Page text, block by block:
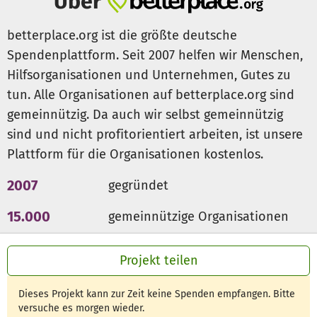
Projekt teilen
Dieses Projekt kann zur Zeit keine Spenden empfangen. Bitte
versuche es morgen wieder.
freiwilliger Basis.
Anerkennende Unterstützung
Seit 1. Oktober 2018 wird „EMpower - Engagement stärkt
Mehrkindfamilien“ vom Bundesministerium für Familien,
Frauen, Jugend und Senioren (BMFSFJ) und die Gingko
Stiftung gefördert. Es besteht eine Kooperation mit der
Stiftung Lesen.
Mit Ihrer Spende...
unterstützen Sie benachteiligte kinderreiche Familien
helfen Sie das Projekt aufweitere Standorte
auszudehnen. Damit wir das „EMpower“-Patenprojekt
auf weitere Standorte in Nordrhein-Westfalen,
Niedersachsen, Baden-Württemberg. Thüringen und
auf Ihre Hilfe angewiesen. Nutzen Sie hierfür gerne die
betterplace.org ist die größte deutsche
Spendenplattform. Seit 2007 helfen wir Menschen,
Hilfsorganisationen und Unternehmen, Gutes zu
tun. Alle Organisationen auf betterplace.org sind
gemeinnützig. Da auch wir selbst gemeinnützig
sind und nicht profitorientiert arbeiten, ist unsere
Plattform für die Organisationen kostenlos.
2007 gegründet
15.000 gemeinnützige Organisationen
300 Mio € für den guten Zweck